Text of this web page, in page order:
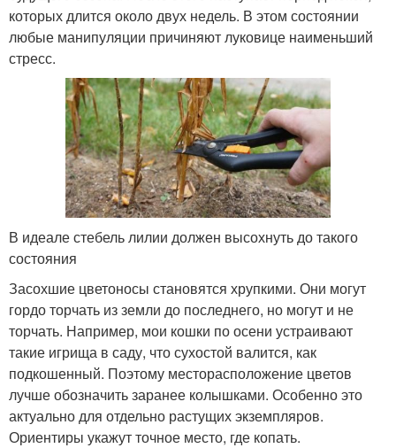
которых длится около двух недель. В этом состоянии
любые манипуляции причиняют луковице наименьший
стресс.
В идеале стебель лилии должен высохнуть до такого
состояния
Засохшие цветоносы становятся хрупкими. Они могут
гордо торчать из земли до последнего, но могут и не
торчать. Например, мои кошки по осени устраивают
такие игрища в саду, что сухостой валится, как
подкошенный. Поэтому месторасположение цветов
лучше обозначить заранее колышками. Особенно это
актуально для отдельно растущих экземпляров.
Ориентиры укажут точное место, где копать.